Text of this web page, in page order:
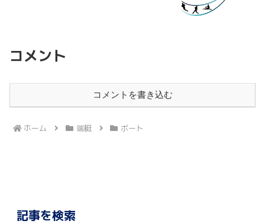
コメント
コメントを書き込む
ホーム 端艇 ボート
記事を検索